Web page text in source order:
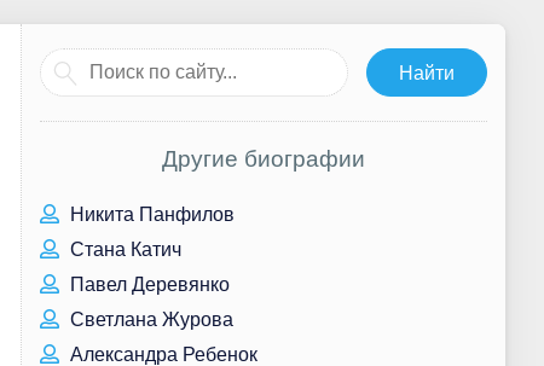
Другие биографии
Никита Панфилов
Стана Катич
Павел Деревянко
Светлана Журова
Александра Ребенок